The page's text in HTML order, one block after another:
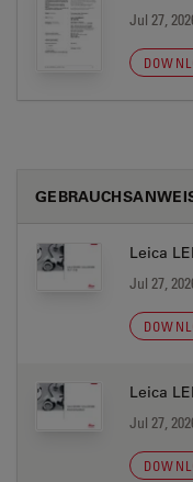
Jul 27,
Leica
Jul 27,
Leica
Jul 27,